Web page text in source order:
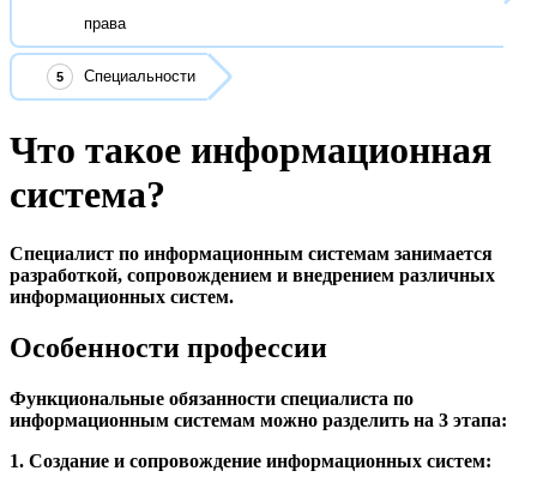
права
Специальности
Что такое информационная
система?
Специалист по информационным системам занимается
разработкой, сопровождением и внедрением различных
информационных систем.
Особенности профессии
Функциональные обязанности специалиста по
информационным системам можно разделить на 3 этапа:
1. Создание и сопровождение информационных систем: